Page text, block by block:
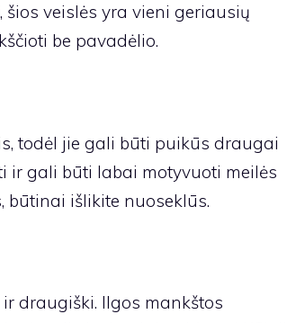
veislės yra vieni geriausių
be pavadėlio.
todėl jie gali būti puikūs draugai
ir gali būti labai motyvuoti meilės
būtinai išlikite nuoseklūs.
draugiški. Ilgos mankštos